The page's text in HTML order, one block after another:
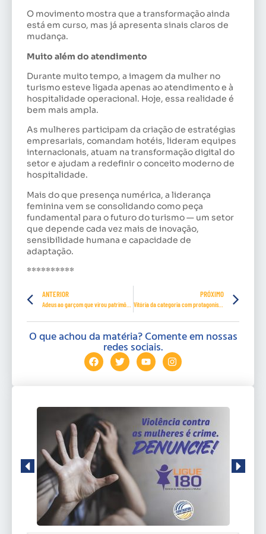
O movimento mostra que a transformação ainda
está em curso, mas já apresenta sinais claros de
mudança.
Muito além do atendimento
Durante muito tempo, a imagem da mulher no
turismo esteve ligada apenas ao atendimento e à
hospitalidade operacional. Hoje, essa realidade é
bem mais ampla.
As mulheres participam da criação de estratégias
empresariais, comandam hotéis, lideram equipes
internacionais, atuam na transformação digital do
setor e ajudam a redefinir o conceito moderno de
hospitalidade.
Mais do que presença numérica, a liderança
feminina vem se consolidando como peça
fundamental para o futuro do turismo — um setor
que depende cada vez mais de inovação,
sensibilidade humana e capacidade de
adaptação.
**********
ANTERIOR PRÓXIMO
Vitória da categoria com protagonismo da Fetrhotel
O que achou da matéria? Comente em nossas
redes sociais.